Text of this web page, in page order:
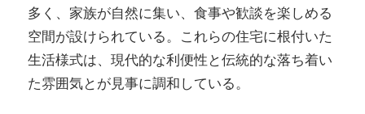
多く、家族が自然に集い、食事や歓談を楽しめる
空間が設けられている。これらの住宅に根付いた
生活様式は、現代的な利便性と伝統的な落ち着い
た雰囲気とが見事に調和している。